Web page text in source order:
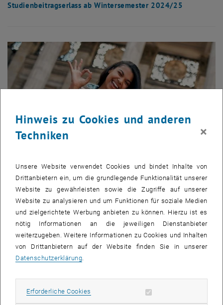
Studienbeitragserlass ab Wintersemester 2024/25
© Valerii Apetroaie
Ab dem Wintersemester 2024/25 bietet die TU Wien ihren
Mitarbeiter_innen eine attraktive Neuerung: Studierenden, die an der
TU Wien beschäftigt sind, wird erstmals der Studienbeitrag
erlassen. Voraussetzung dafür ist eine Anstellung mit mindestens
Jasmin Gründling-Riener, Vizerektorin Lehre an der TU Wien, betont:
Hinweis zu Cookies und anderen
Techniken
×
Unsere Website verwendet Cookies und bindet Inhalte von
Drittanbietern ein, um die grundlegende Funktionalität unserer
Website zu gewährleisten sowie die Zugriffe auf unserer
Website zu analysieren und um Funktionen für soziale Medien
und zielgerichtete Werbung anbieten zu können. Hierzu ist es
nötig Informationen an die jeweiligen Dienstanbieter
weiterzugeben. Weitere Informationen zu Cookies und Inhalten
von Drittanbietern auf der Website finden Sie in unserer
Datenschutzerklärung.
Erforderliche Cookies Erforderliche Cookies zulassen